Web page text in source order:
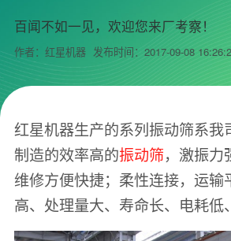
百闻不如一见，欢迎您来厂考察！
作者：红星机器 发布时间：2017-09-08
红星机器生产的系列振动筛系我
制造的效率高的振动筛，激振力
维修方便快捷；柔性连接，运输
高、处理量大、寿命长、电耗低